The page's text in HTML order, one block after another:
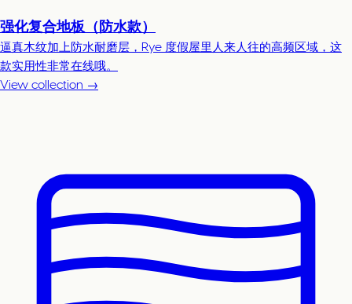
强化复合地板（防水款）
逼真木纹加上防水耐磨层，Rye 度假屋里人来人往的高频区域，这
款实用性非常在线哦。
View collection →